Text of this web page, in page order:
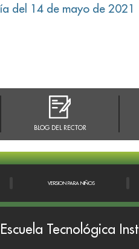
BLOG DEL RECTOR
del 14 de mayo de 2021
VERSION PARA NIÑOS
Escuela Tecnológica